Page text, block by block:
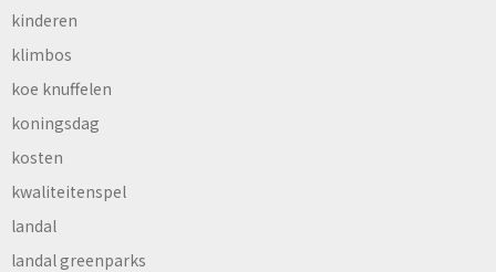
kinderen
klimbos
koe knuffelen
koningsdag
kosten
kwaliteitenspel
landal
landal greenparks